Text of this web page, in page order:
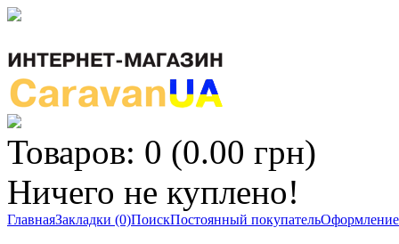
Товаров: 0 (0.00 грн)
Ничего не куплено!
ГлавнаяЗакладки (0)ПоискПостоянный покупательОформление